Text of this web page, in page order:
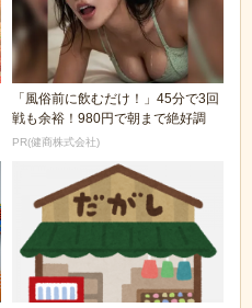
「風俗前に飲むだけ！」45分で3回
戦も余裕！980円で朝まで絶好調
PR(健商株式会社)